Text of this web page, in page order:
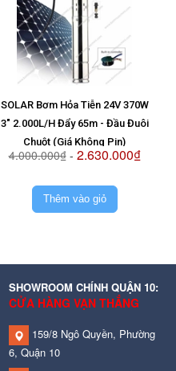
SOLAR Bơm Hỏa Tiễn 24V 370W
3" 2.000L/H Đẩy 65m - Đầu Đuôi
Chuột (Giá Không Pin)
4.000.000₫- 2.630.000₫
Thêm vào giỏ
SHOWROOM CHÍNH QUẬN 10:
CỬA HÀNG VẠN THẮNG
159/8 Ngô Quyền, Phường
6, Quận 10